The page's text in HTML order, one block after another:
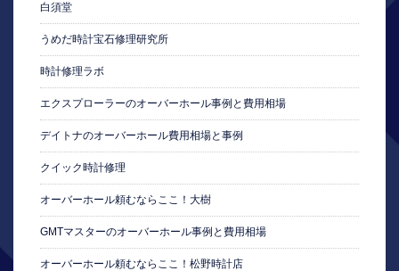
白須堂
うめだ時計宝石修理研究所
時計修理ラボ
エクスプローラーのオーバーホール事例と費用相場
デイトナのオーバーホール費用相場と事例
クイック時計修理
オーバーホール頼むならここ！大樹
GMTマスターのオーバーホール事例と費用相場
オーバーホール頼むならここ！松野時計店